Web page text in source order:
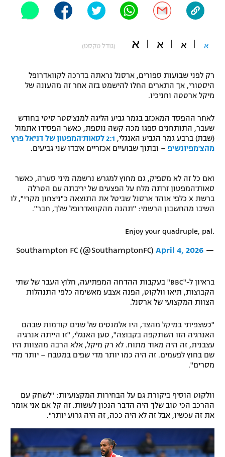
"מחצית בשכונה" – פודקאסט
משתתפים וזוכים בפרסים
תקנון משתתפים וזוכים בפרסים
תקנון עבור פעילות אלקטרה
תקנון עבור פעילות ספורט 1 – "מרלן"
טניס
גיימינג E-Sports
תנאי שימוש
מדיניות פרטיות
תקנון פעילות ספורט 1
רשיון להקרנה פומבית לבית עסק
לוח דרושים – ג'ובנט
המגזין
אופניים
ספורט מוטורי
פוטבול אמריקאי NFL
בייסבול MLB
ספורט אתגרי ואקסטרים
גיימינג E-Sports
א א א א (גודל טקסט)
רק לפני שבועות ספורים, ארסנל נראתה בדרכה לקוואדרופל
היסטורי, אך התארים החלו להישמט בזה אחר זה מהעונה של
מיקל ארטטה וחניכיו.
לאחר ההפסד המאכזב בגמר גביע הליגה למנצ'סטר סיטי בחודש
שעבר, התותחנים ספגו מכה קשה נוספת, כאשר הפסידו אתמול
(שבת) ברבע גמר הגביע האנגלי,
2:1 לסאות'המפטון של דניאל פרץ
מהצ'מפיונשיפ – ובתוך שבועיים אכזריים איבדו שני גביעים.
ואם כל זה לא מספיק, גם מחוץ למגרש נרשמה מיני סערה, כאשר
סאות'המפטון זרתה מלח על הפצעים של יריבתה עם הטרלה
ברשת X כלפי אוהד ארסנל שביטל את התוצאה כ"ניצחון מקרי", לו
השיבו מהחשבון הרשמי: "תהנה מהקוואדרופל שלך, חבר".
Enjoy your quadruple, pal.
— Southampton FC (@SouthamptonFC)
April 4, 2026
בראיון ל-"BBC" בעקבות ההדחה המפתיעה, חלוץ העבר של שתי
הקבוצות, תיאו וולקוט, הפנה אצבע מאשימה כלפי התנהלות
הצוות המקצועי של ארסנל.
"כשצפיתי במיקל מהצד, היו אלמנטים של שנים קודמות שבהם
האנרגיה הזו השתקפה בקבוצה", טען האנגלי, "זו הייתה אנרגיה
עצבנית, זה היה מאוד מתוח. לא רק מיקל, אלא הרבה מהצוות היו
שם בחוץ לפעמים. זה היה כמו יותר מדי שפים במטבח – יותר מדי
מסרים".
וולקוט הוסיף ביקורת גם על הבחירות המקצועיות: "לשחק עם
ההרכב הכי טוב שלך היה הדבר הנכון לעשות. זה קל אם אני אומר
את זה עכשיו, אבל זה לא היה ככה, זה היה גרוע יותר".